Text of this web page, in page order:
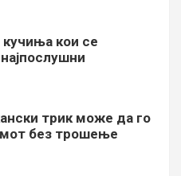
кучиња кои се
трик може да го
без трошење